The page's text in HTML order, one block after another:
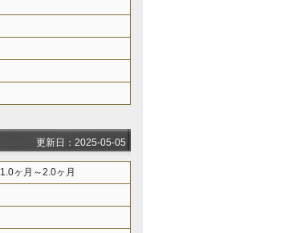
更新日：2025-05-05
1.0ヶ月～2.0ヶ月